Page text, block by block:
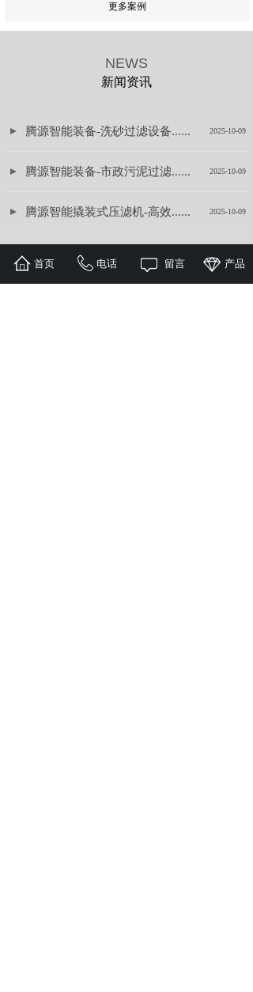
更多案例
NEWS
新闻资讯
腾源智能装备-洗砂过滤设备...... 2025-10-09
腾源智能装备-市政污泥过滤...... 2025-10-09
腾源智能撬装式压滤机-高效...... 2025-10-09
腾源智能车载式泥浆脱水设备......
首页 电话 留言 产品